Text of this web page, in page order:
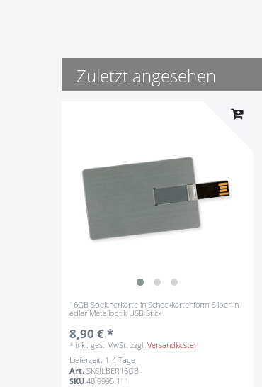
Zuletzt angesehen
16GB Speicherkarte in Scheckkartenform Silber in
edler Metalloptik USB Stick
8,90 € *
* inkl. ges. MwSt. zzgl.Versandkosten
Lieferzeit: 1-4 Tage
Art.SKSILBER16GB
SKU48.9995.111